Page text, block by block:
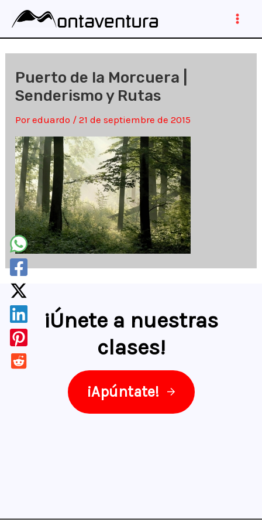
contenido
Puerto de la Morcuera |
Senderismo y Rutas
Poreduardo /21 de septiembre de 2015
¡Únete a nuestras
clases!
¡Apúntate!